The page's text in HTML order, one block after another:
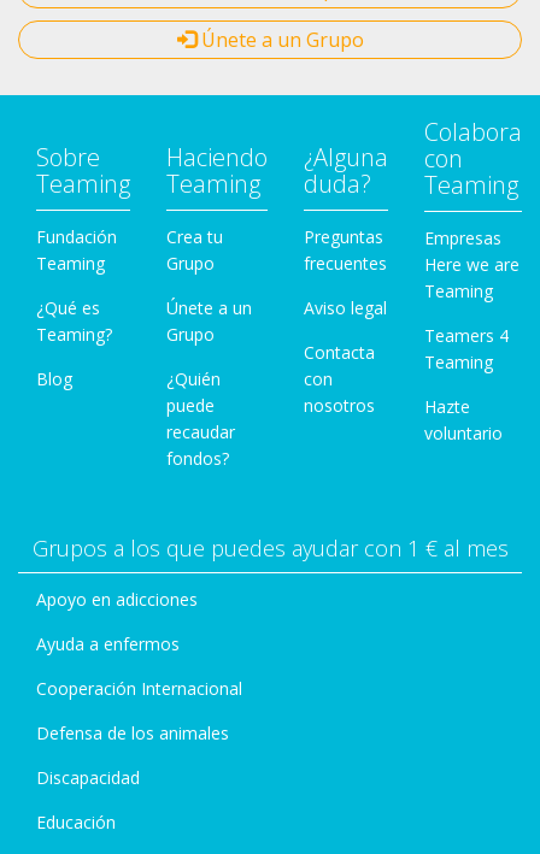
Únete a un Grupo
Sobre
Teaming
Fundación
Teaming
¿Qué es
Teaming?
Blog
Haciendo
Teaming
Crea tu
Grupo
Únete a un
Grupo
¿Quién
puede
recaudar
fondos?
¿Alguna
duda?
Preguntas
frecuentes
Aviso legal
Contacta
con
nosotros
Colabora
con
Teaming
Empresas
Here we are
Teaming
Teamers 4
Teaming
Hazte
voluntario
Grupos a los que puedes ayudar con 1 € al mes
Apoyo en adicciones
Ayuda a enfermos
Cooperación Internacional
Defensa de los animales
Discapacidad
Educación